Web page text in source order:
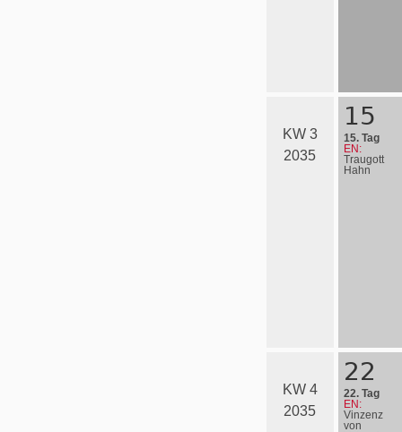
KW 3
2035
15
15. Tag
EN:
Traugott
Hahn
KW 4
2035
22
22. Tag
EN:
Vinzenz
von